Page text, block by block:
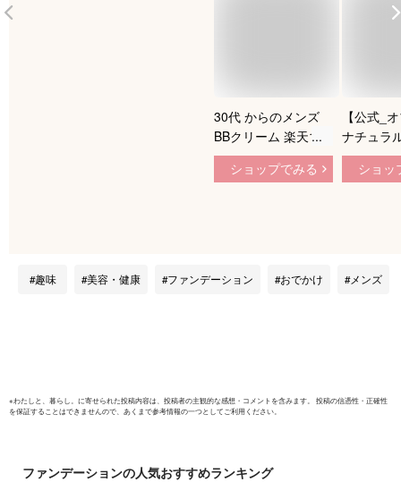
30代 からのメンズ
BBクリーム 楽天1位
【公式】myberylマ
イベリル 男性ファン
毛穴 黒ずみ くすみ
ショップでみる
【公式_
ナチュラ
ァンデー
(OBgE /
いやすい
ショッ
趣味 美容・健康 ファンデーション おでかけ メンズ
※わたしと、暮らし。 に寄せられた投稿内容は、投稿者の主観的な感想・コメントを含みます。 投稿の信憑性・正確性
を保証することはできませんので、あくまで参考情報の一つとしてご利用ください。
ファンデーションの人気おすすめランキング